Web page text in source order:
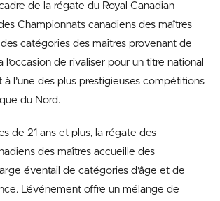
de la régate du Royal Canadian
Championnats canadiens des maîtres
catégories des maîtres provenant de
l’occasion de rivaliser pour un titre national
l’une des plus prestigieuses compétitions
du Nord.
de 21 ans et plus, la régate des
des maîtres accueille des
éventail de catégories d’âge et de
L’événement offre un mélange de